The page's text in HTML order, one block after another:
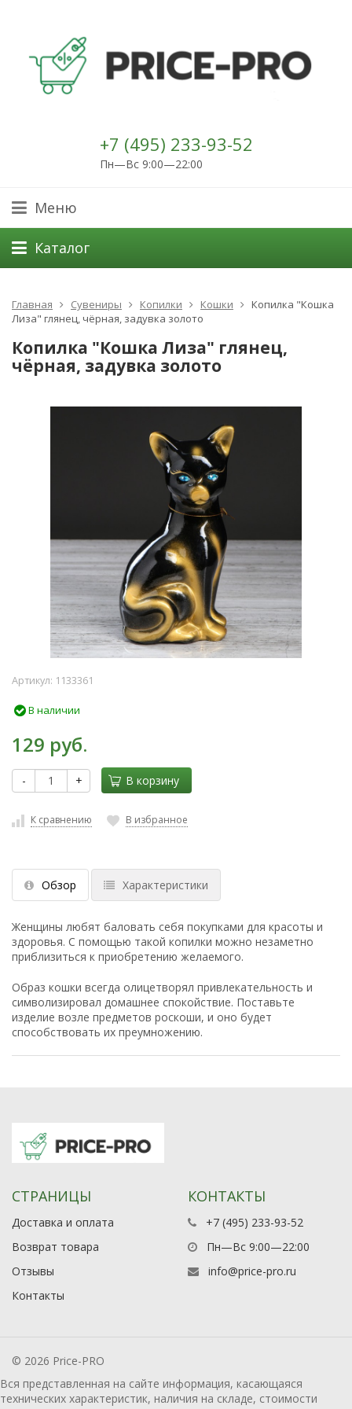
+7 (495) 233-93-52
Пн—Вс 9:00—22:00
Меню
Каталог
Главная Сувениры Копилки Кошки
Копилка "Кошка
Лиза" глянец, чёрная, задувка золото
Копилка "Кошка Лиза" глянец,
чёрная, задувка золото
Артикул: 1133361
В наличии
129 руб.
- + В корзину
К сравнению В избранное
Обзор Характеристики
Женщины любят баловать себя покупками для красоты и
здоровья. С помощью такой копилки можно незаметно
приблизиться к приобретению желаемого.
Образ кошки всегда олицетворял привлекательность и
символизировал домашнее спокойствие. Поставьте
изделие возле предметов роскоши, и оно будет
способствовать их преумножению.
СТРАНИЦЫ
Доставка и оплата
Возврат товара
Отзывы
Контакты
КОНТАКТЫ
+7 (495) 233-93-52
Пн—Вс 9:00—22:00
info@price-pro.ru
© 2026 Price-PRO
Вся представленная на сайте информация, касающаяся
технических характеристик, наличия на складе, стоимости